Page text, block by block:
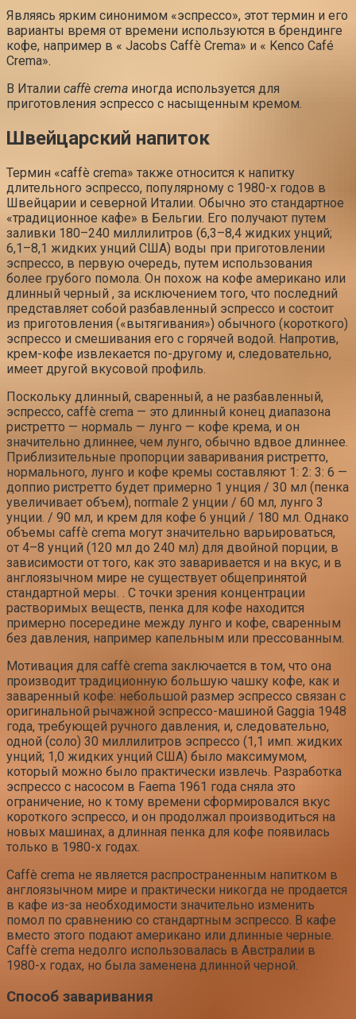
Являясь ярким синонимом «эспрессо», этот термин и его
варианты время от времени используются в брендинге
кофе, например в « Jacobs Caffè Crema» и « Kenco Café
Crema».
В Италии caffè crema иногда используется для
приготовления эспрессо с насыщенным кремом.
Швейцарский напиток
Термин «caffè crema» также относится к напитку
длительного эспрессо, популярному с 1980-х годов в
Швейцарии и северной Италии. Обычно это стандартное
«традиционное кафе» в Бельгии. Его получают путем
заливки 180–240 миллилитров (6,3–8,4 жидких унций;
6,1–8,1 жидких унций США) воды при приготовлении
эспрессо, в первую очередь, путем использования
более грубого помола. Он похож на кофе американо или
длинный черный , за исключением того, что последний
представляет собой разбавленный эспрессо и состоит
из приготовления («вытягивания») обычного (короткого)
эспрессо и смешивания его с горячей водой. Напротив,
крем-кофе извлекается по-другому и, следовательно,
имеет другой вкусовой профиль.
Поскольку длинный, сваренный, а не разбавленный,
эспрессо, caffè crema — это длинный конец диапазона
ристретто — нормаль — лунго — кофе крема, и он
значительно длиннее, чем лунго, обычно вдвое длиннее.
Приблизительные пропорции заваривания ристретто,
нормального, лунго и кофе кремы составляют 1: 2: 3: 6 —
доппио ристретто будет примерно 1 унция / 30 мл (пенка
увеличивает объем), normale 2 унции / 60 мл, лунго 3
унции. / 90 мл, и крем для кофе 6 унций / 180 мл. Однако
объемы caffè crema могут значительно варьироваться,
от 4–8 унций (120 мл до 240 мл) для двойной порции, в
зависимости от того, как это заваривается и на вкус, и в
англоязычном мире не существует общепринятой
стандартной меры. . С точки зрения концентрации
растворимых веществ, пенка для кофе находится
примерно посередине между лунго и кофе, сваренным
без давления, например капельным или прессованным.
Мотивация для caffè crema заключается в том, что она
производит традиционную большую чашку кофе, как и
заваренный кофе: небольшой размер эспрессо связан с
оригинальной рычажной эспрессо-машиной Gaggia 1948
года, требующей ручного давления, и, следовательно,
одной (соло) 30 миллилитров эспрессо (1,1 имп. жидких
унций; 1,0 жидких унций США) было максимумом,
который можно было практически извлечь. Разработка
эспрессо с насосом в Faema 1961 года сняла это
ограничение, но к тому времени сформировался вкус
короткого эспрессо, и он продолжал производиться на
новых машинах, а длинная пенка для кофе появилась
только в 1980-х годах.
Caffè crema не является распространенным напитком в
англоязычном мире и практически никогда не продается
в кафе из-за необходимости значительно изменить
помол по сравнению со стандартным эспрессо. В кафе
вместо этого подают американо или длинные черные.
Caffè crema недолго использовалась в Австралии в
1980-х годах, но была заменена длинной черной.
Способ заваривания